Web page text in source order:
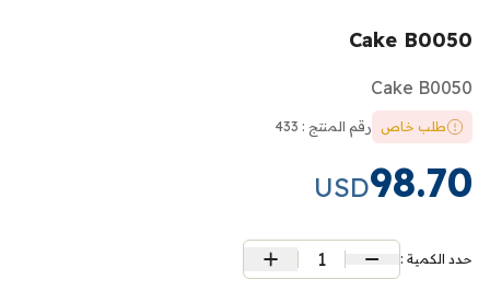
Cake B0050
Cake B0050
طلب خاص رقم المنتج : 433
98.70
USD
حدد الكمية : 1